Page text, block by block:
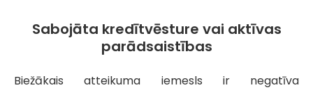
Sabojāta kredītvēsture vai aktīvas
parādsaistības
Biežākais atteikuma iemesls ir negatīva